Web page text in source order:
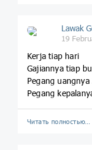
Lawak
19
Kerja tiap hari
Gajiannya tiap
Pegang
Pegang
Читать полностью…